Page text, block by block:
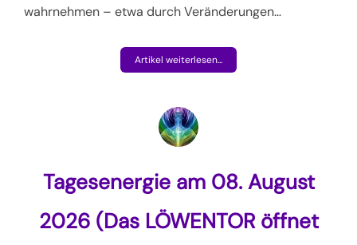
wahrnehmen – etwa durch Veränderungen…
Artikel weiterlesen...
Tagesenergie am 08. August
2026 (Das LÖWENTOR öffnet